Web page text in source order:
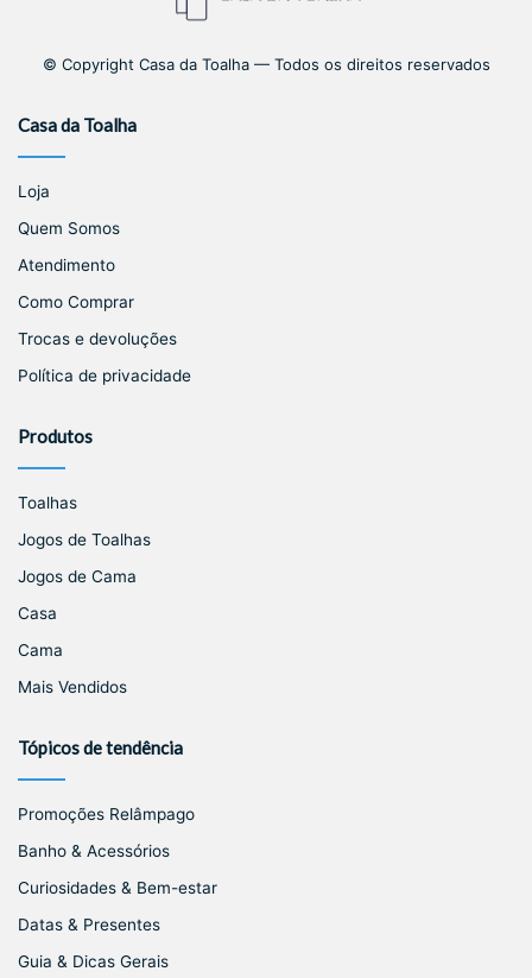
© Copyright Casa da Toalha — Todos os direitos reservados
Casa da Toalha
Loja
Quem Somos
Atendimento
Como Comprar
Trocas e devoluções
Política de privacidade
Produtos
Toalhas
Jogos de Toalhas
Jogos de Cama
Casa
Cama
Mais Vendidos
Tópicos de tendência
Promoções Relâmpago
Banho & Acessórios
Curiosidades & Bem-estar
Datas & Presentes
Guia & Dicas Gerais